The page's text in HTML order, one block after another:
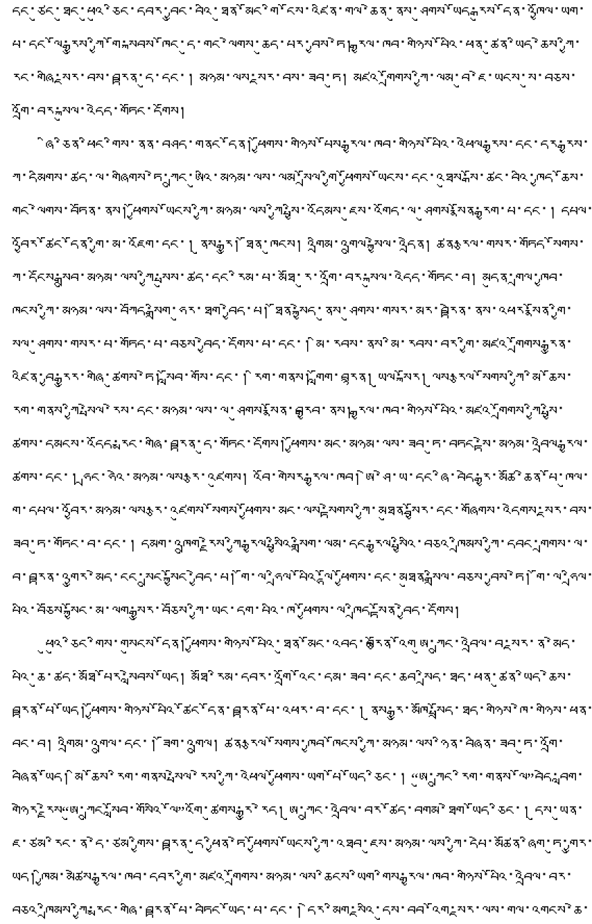
དང་ཙུང་ཐུང་ཕུའུ་ཅིང་དབར་བྱུང་བའི་ཐུན་མོང་གི་ངོས་འཛིན་གལ་ཆེན་ནུས་ཤུགས་ཡོད་རྒུས་དོན་འཁྱོལ་ཡག་
པོ་དང་ལོ་རྒྱུས་ཀྱི་གོ་སྐབས་ཁོང་དུ་གང་ལེགས་ཆུད་པར་བྱས་ཏེ། རྒྱལ་ཁབ་གཉིས་པོའི་ཕན་ཚུན་ཡིད་ཆེས་ཀྱི་
རྨང་གཞི་སྔར་བས་བརྟན་དུ་དང་། མཉམ་ལས་སྔར་བས་ཟབ་ཏུ། མཛའ་གྲོགས་ཀྱི་ལམ་བུ་ཇེ་ཡངས་སུ་བཅས་
འགྲོ་བར་སྐུལ་འདེད་གཏོང་དགོས།
ཞི་ཅིན་ཕིང་གིས་ནན་བཤད་གནང་དོན། ཕྱོགས་གཉིས་པོས་རྒྱལ་ཁབ་གཉིས་པོའི་འཕེལ་རྒྱས་དང་དར་རྒྱས་
ཀྱི་དམིགས་ཚད་ལ་གཞིགས་ཏེ་ཀྲུང་ཨུའི་མཉམ་ལས་ལམ་སྲོལ་གྱི་ཕྱོགས་ཡོངས་དང་འཐུས་སྒོ་ཚང་བའི་ཁྱད་ཆོས་
གང་ལེགས་བཏོན་ནས། ཕྱོགས་ཡོངས་ཀྱི་མཉམ་ལས་ཀྱི་སྤྱི་འདོམས་ཇུས་འགོད་ལ་ཤུགས་སྣོན་རྒྱག་པ་དང་། དཔལ་
འབྱོར་ཚོང་དོན་གྱི་མ་འཇོག་དང་། ནུས་རྒྱུ། ཐོན་ཁུངས། འགྲིམ་འགྲུལ་སྐྱེལ་འདྲེན། ཚན་རྩལ་གསར་གཏོད་སོགས་
ཀྱི་དངོས་སྒྲུབ་མཉམ་ལས་ཀྱི་སྤུས་ཚད་དང་རིམ་པ་མཐོ་རུ་འགྲོ་བར་སྐུལ་འདེད་གཏོང་བ། མདུན་གྲལ་ཁྱབ་
ཁོངས་ཀྱི་མཉམ་ལས་བཀོད་སྒྲིག་ཧུར་ཐག་བྱེད་པ། ཐོན་སྐྱེད་ནུས་ཤུགས་གསར་མར་བརྟེན་ནས་འཕར་སྣོན་གྱི་
སྒུལ་ཤུགས་གསར་པ་གཏོད་པ་བཅས་བྱེད་དགོས་པ་དང་། མི་རབས་ནས་མི་རབས་བར་གྱི་མཛའ་གྲོགས་རྒྱུན་
འཛིན་བྱ་རྒྱུར་གཞི་ཚུགས་ཏེ། སློབ་གསོ་དང་། རིག་གནས། གློག་བརྙན། ཡུལ་སྐོར། ལུས་རྩལ་སོགས་ཀྱི་མི་ཆོས་
རིག་གནས་ཀྱི་སྤེལ་རེས་དང་མཉམ་ལས་ལ་ཤུགས་སྣོན་བརྒྱབ་ནས། རྒྱལ་ཁབ་གཉིས་པོའི་མཛའ་གྲོགས་ཀྱི་སྤྱི་
ཚོགས་དམངས་འདོད་རྨང་གཞི་བརྟན་དུ་གཏོང་དགོས། ཕྱོགས་མང་མཉམ་ལས་ཟབ་ཏུ་བཏང་སྟེ་མཉམ་འབྲེལ་རྒྱལ་
ཚོགས་དང་། ཧྲང་ཧའེ་མཉམ་ལས་རྩ་འཛུགས། འབོ་གསེར་རྒྱལ་ཁབ། ཨེ་ཤེ་ཡ་དང་ཞི་བདེ་རྒྱ་མཚོ་ཆེན་པོ་ཁུལ་
གྱི་དཔལ་འབྱོར་མཉམ་ལས་རྩ་འཛུགས་སོགས་ཕྱོགས་མང་ལས་སྟེགས་ཀྱི་མཐུན་སྦྱོར་དང་གཞོགས་འདེགས་སྔར་བས་
ཟབ་ཏུ་གཏོང་བ་དང་། དམག་འཁྲུག་རྗེས་ཀྱི་རྒྱལ་སྤྱིའི་སྒྲིག་ལམ་དང་རྒྱལ་སྤྱིའི་བཅའ་ཁྲིམས་ཀྱི་དབང་གྲགས་ལ་
བློ་བརྟན་འགྱུར་མེད་ངང་སྲུང་སྐྱོང་བྱེད་པ། གོ་ལ་ཧྲིལ་པོའི་ལྷོ་ཕྱོགས་དང་མཐུན་སྒྲིལ་བཅས་བྱས་ཏེ། གོ་ལ་ཧྲིལ་
པོའི་བཅོས་སྐྱོང་མ་ལག་སྒྱུར་བཅོས་ཀྱི་ཡང་དག་པའི་ཁ་ཕྱོགས་ལ་ཁྲིད་སྟོན་བྱེད་དགོས།
ཕུའུ་ཅིང་གིས་གསུངས་དོན། ཕྱོགས་གཉིས་པོའི་ཐུན་མོང་འབད་བརྩོན་འོག ཨུ་ཀྲུང་འབྲེལ་བ་སྔར་ན་མེད་
པའི་ཆུ་ཚད་མཐོ་པོར་སླེབས་ཡོད། མཐོ་རིམ་དབར་འགྲོ་འོང་དམ་ཟབ་དང་ཆབ་སྲིད་ཐད་ཕན་ཚུན་ཡིད་ཆེས་
བརྟན་པོ་ཡོད། ཕྱོགས་གཉིས་པོའི་ཚོང་དོན་བརྟན་པོ་འཕར་བ་དང་། ནུས་རྒྱུ་མཁོ་སྤྲོད་ཐད་གཉིས་ཁེ་གཉིས་ཕན་
བྱུང་བ། འགྲིམ་འགྲུལ་དང་། ཟོག་འགྲུལ། ཚན་རྩལ་སོགས་ཁྱབ་ཁོངས་ཀྱི་མཉམ་ལས་ཉིན་བཞིན་ཟབ་ཏུ་འགྲོ་
བཞིན་ཡོད། མི་ཆོས་རིག་གནས་སྤེལ་རེས་ཀྱི་འཕེལ་ཕྱོགས་ཡག་པོ་ཡོད་ཅིང་། “ཨུ་ཀྲུང་རིག་གནས་ལོ”བདེ་བླག་
གཉེར་རྗེས“ཨུ་ཀྲུང་སློབ་གསོའི་ལོ”འགོ་ཚུགས་རྒྱུ་རེད། ཨུ་ཀྲུང་འབྲེལ་བར་ཚོད་བགམ་ཐེག་ཡོད་ཅིང་། དུས་ཡུན་
ཇི་ཙམ་རིང་ན་དེ་ཙམ་གྱིས་བརྟན་དུ་ཕྱིན་ཏེ་ཕྱོགས་ཡོངས་ཀྱི་འཐབ་ཇུས་མཉམ་ལས་ཀྱི་དཔེ་མཚོན་ཞིག་ཏུ་གྱུར་
ཡོད། ཁྱིམ་མཚེས་རྒྱལ་ཁབ་དབར་གྱི་མཛའ་གྲོགས་མཉམ་ལས་ཆིངས་ཡིག་གིས་རྒྱལ་ཁབ་གཉིས་པོའི་འབྲེལ་བར་
བཅའ་ཁྲིམས་ཀྱི་རྨང་གཞི་བརྟན་པོ་བཏིང་ཡོད་པ་དང་། དེར་མིག་སྔའི་དུས་བབ་འོག་སྔར་ལས་གལ་འགངས་ཆེ་